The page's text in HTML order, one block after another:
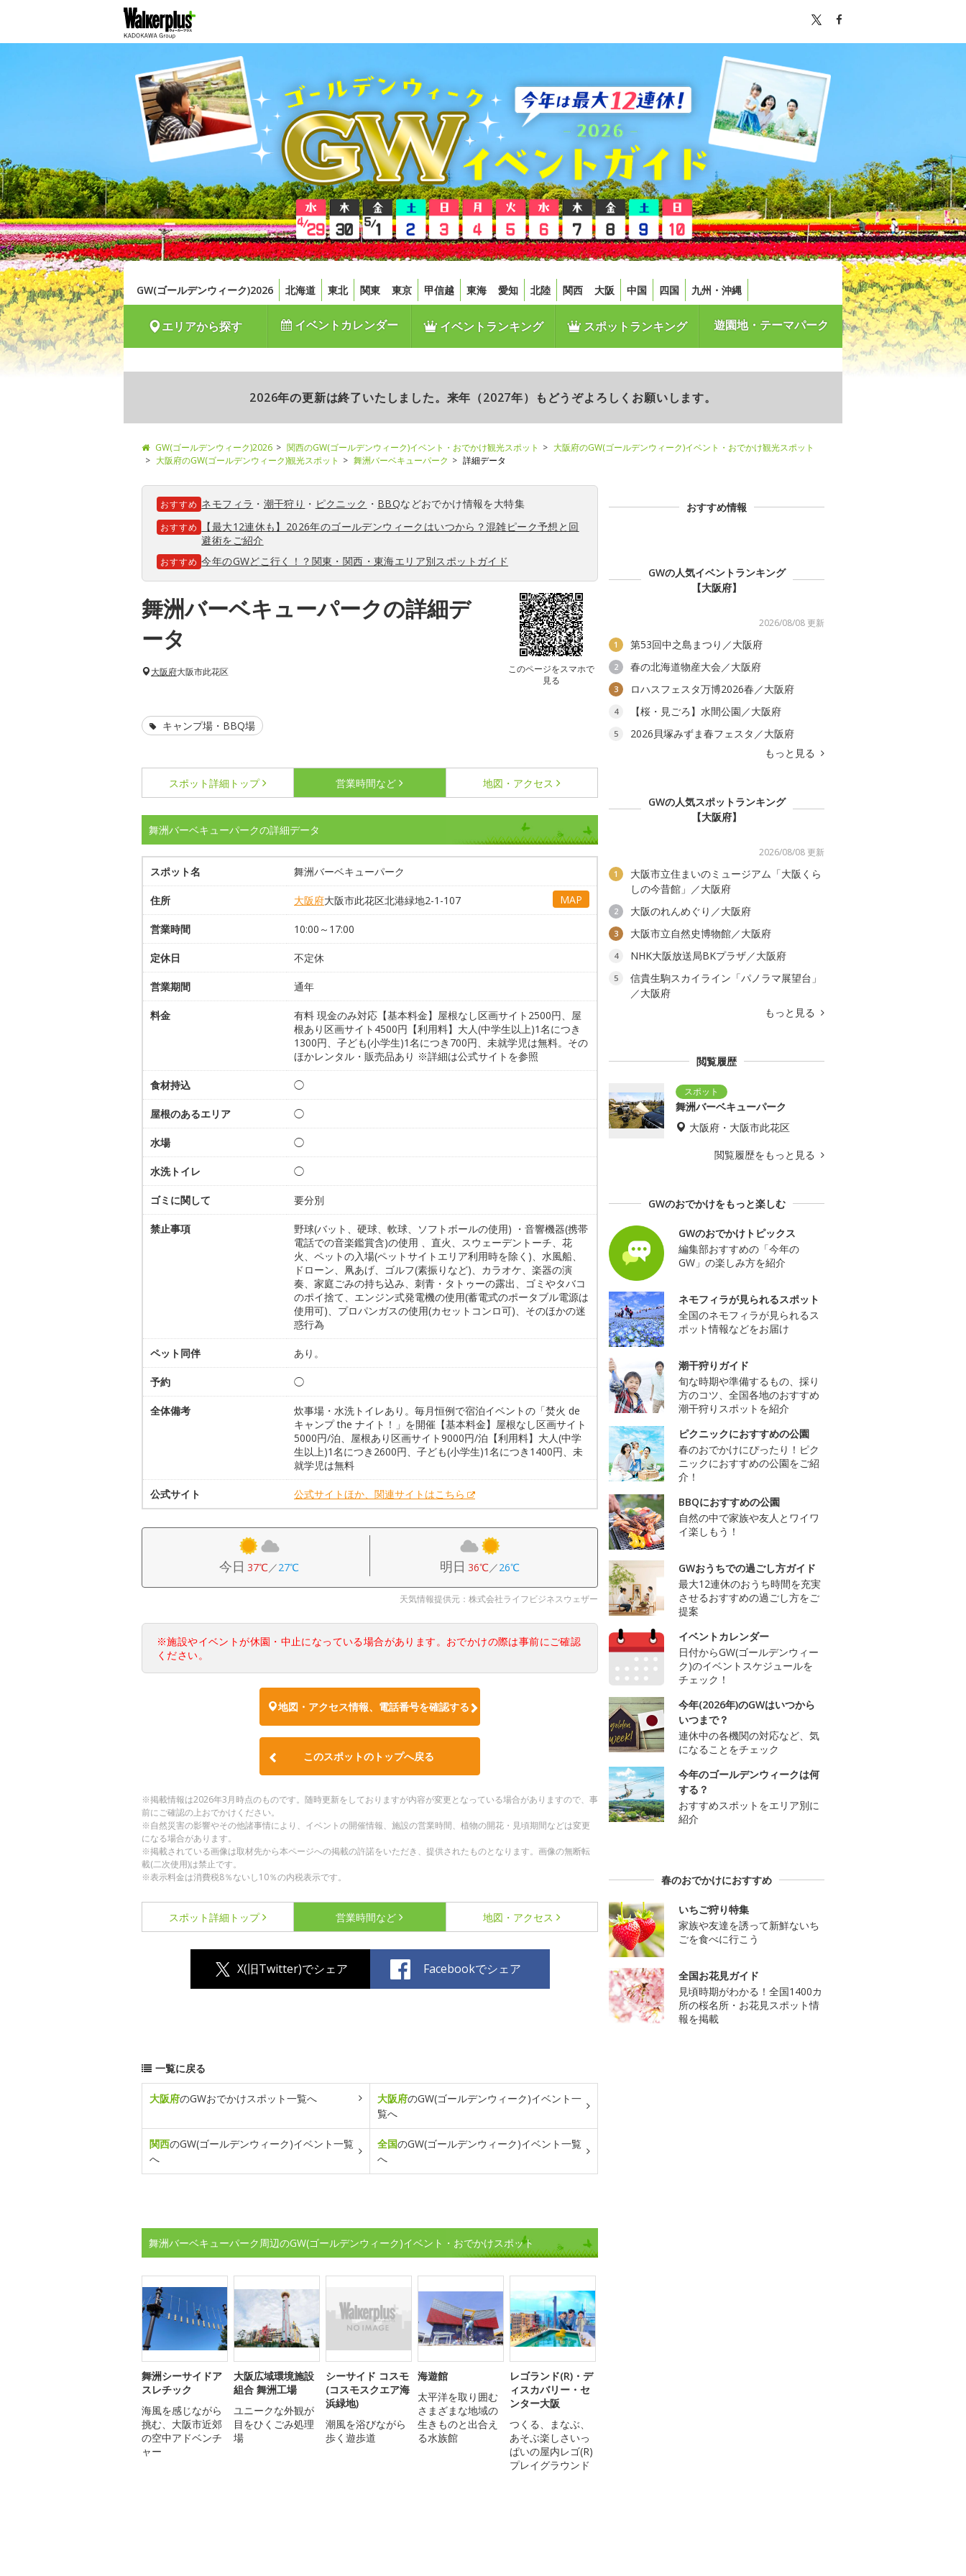
GW(ゴールデンウィーク)2026 北海道 東北 関東 東京 甲信越 東海 愛知 北陸 関西 大阪 中国 四国 九州・沖縄
エリアから探す イベントカレンダー イベントランキング スポットランキング 遊園地・テーマパーク
2026年の更新は終了いたしました。来年（2027年）もどうぞよろしくお願いします。
GW(ゴールデンウィーク)2026 関西のGW(ゴールデンウィーク)イベント・おでかけ観光スポット
大阪府のGW(ゴールデンウィーク)イベント・おでかけ観光スポット
大阪府のGW(ゴールデンウィーク)観光スポット
舞洲バーベキューパーク 詳細データ
おすすめ ネモフィラ ・ 潮干狩り ・ ピクニック ・ BBQなどおでかけ情報を大特集
おすすめ
【最大12連休も】2026年のゴールデンウィークはいつから？混雑ピーク予想と回
避術をご紹介
おすすめ 今年のGWどこ行く！？関東・関西・東海エリア別スポットガイド
舞洲バーベキューパークの詳細デ
ータ
このページをスマホで
見る
大阪府大阪市此花区
キャンプ場・BBQ場
スポット詳細 トップ 営業時間など 地図・アクセス
舞洲バーベキューパークの詳細データ
スポット名 舞洲バーベキューパーク
住所 大阪府大阪市此花区北港緑地2-1-107 MAP
営業時間 10:00～17:00
定休日 不定休
営業期間 通年
料金
有料 現金のみ対応【基本料金】屋根なし区画サイト2500円、屋
根あり区画サイト4500円【利用料】大人(中学生以上)1名につき
1300円、子ども(小学生)1名につき700円、未就学児は無料。その
ほかレンタル・販売品あり ※詳細は公式サイトを参照
食材持込 ◯
屋根のあるエリア ◯
水場 ◯
水洗トイレ ◯
ゴミに関して 要分別
禁止事項
野球(バット、硬球、軟球、ソフトボールの使用) ・音響機器(携帯
電話での音楽鑑賞含)の使用 、直火、スウェーデントーチ、花
火、ペットの入場(ペットサイトエリア利用時を除く)、水風船、
ドローン、凧あげ、ゴルフ(素振りなど)、カラオケ、楽器の演
奏、家庭ごみの持ち込み、刺青・タトゥーの露出、ゴミやタバコ
のポイ捨て、エンジン式発電機の使用(蓄電式のポータブル電源は
使用可)、プロパンガスの使用(カセットコンロ可)、そのほかの迷
惑行為
ペット同伴 あり。
予約 ◯
全体備考
炊事場・水洗トイレあり。毎月恒例で宿泊イベントの「焚火 de
キャンプ the ナイト！」を開催【基本料金】屋根なし区画サイト
5000円/泊、屋根あり区画サイト9000円/泊【利用料】大人(中学
生以上)1名につき2600円、子ども(小学生)1名につき1400円、未
就学児は無料
公式サイト 公式サイトほか、関連サイトはこちら
今日 37℃／27℃ 明日 36℃／26℃
天気情報提供元：株式会社ライフビジネスウェザー
※施設やイベントが休園・中止になっている場合があります。おでかけの際は事前にご確認
ください。
地図・アクセス情報、電話番号を確認する
このスポットのトップへ戻る
※掲載情報は2026年3月時点のものです。随時更新をしておりますが内容が変更となっている場合がありますので、事
前にご確認の上おでかけください。
※自然災害の影響やその他諸事情により、イベントの開催情報、施設の営業時間、植物の開花・見頃期間などは変更
になる場合があります。
※掲載されている画像は取材先から本ページへの掲載の許諾をいただき、提供されたものとなります。画像の無断転
載(二次使用)は禁止です。
※表示料金は消費税8％ないし10％の内税表示です。
スポット詳細 トップ 営業時間など 地図・アクセス
X(旧Twitter)でシェア Facebookでシェア
一覧に戻る
大阪府のGWおでかけスポット一覧へ 大阪府のGW(ゴールデンウィーク)イベント一
覧へ
関西のGW(ゴールデンウィーク)イベント一覧
へ
全国のGW(ゴールデンウィーク)イベント一覧
へ
舞洲バーベキューパーク周辺のGW(ゴールデンウィーク)イベント・おでかけスポット
舞洲シーサイドア
スレチック
海風を感じながら
挑む、大阪市近郊
の空中アドベンチ
ャー
大阪広域環境施設
組合 舞洲工場
ユニークな外観が
目をひくごみ処理
場
シーサイド コスモ
(コスモスクエア海
浜緑地)
潮風を浴びながら
歩く遊歩道
海遊館
太平洋を取り囲む
さまざまな地域の
生きものと出合え
る水族館
レゴランド(R)・デ
ィスカバリー・セ
ンター大阪
つくる、まなぶ、
あそぶ楽しさいっ
ぱいの屋内レゴ(R)
プレイグラウンド
おすすめ情報
GWの人気イベントランキング
【大阪府】
2026/08/08 更新
1 第53回中之島まつり／大阪府
2 春の北海道物産大会／大阪府
3 ロハスフェスタ万博2026春／大阪府
4 【桜・見ごろ】水間公園／大阪府
5
2026貝塚みずま春フェスタ／大阪府
もっと見る
GWの人気スポットランキング
【大阪府】
2026/08/08 更新
1
大阪市立住まいのミュージアム「大阪くら
しの今昔館」／大阪府
2 大阪のれんめぐり／大阪府
3 大阪市立自然史博物館／大阪府
4 NHK大阪放送局BKプラザ／大阪府
5
信貴生駒スカイライン「パノラマ展望台」
／大阪府
もっと見る
閲覧履歴
舞洲バーベキューパーク
大阪府・大阪市此花区
閲覧履歴をもっと見る
GWのおでかけをもっと楽しむ
GWのおでかけトピックス
編集部おすすめの「今年の
GW」の楽しみ方を紹介
ネモフィラが見られるスポット
全国のネモフィラが見られるス
ポット情報などをお届け
潮干狩りガイド
旬な時期や準備するもの、採り
方のコツ、全国各地のおすすめ
潮干狩りスポットを紹介
ピクニックにおすすめの公園
春のおでかけにぴったり！ピク
ニックにおすすめの公園をご紹
介！
BBQにおすすめの公園
自然の中で家族や友人とワイワ
イ楽しもう！
GWおうちでの過ごし方ガイド
最大12連休のおうち時間を充実
させるおすすめの過ごし方をご
提案
イベントカレンダー
日付からGW(ゴールデンウィー
ク)のイベントスケジュールを
チェック！
今年(2026年)のGWはいつから
いつまで？
連休中の各機関の対応など、気
になることをチェック
今年のゴールデンウィークは何
する？
おすすめスポットをエリア別に
紹介
春のおでかけにおすすめ
いちご狩り特集
家族や友達を誘って新鮮ないち
ごを食べに行こう
全国お花見ガイド
見頃時期がわかる！全国1400カ
所の桜名所・お花見スポット情
報を掲載